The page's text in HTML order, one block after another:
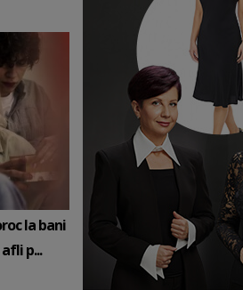
la bani
p...